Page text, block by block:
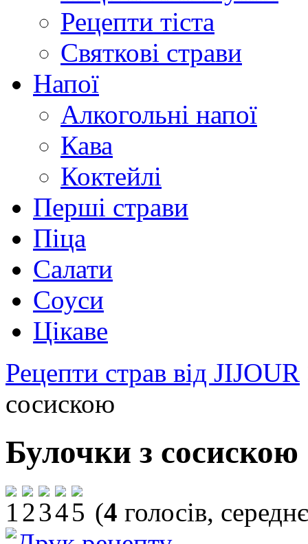
Рецепти тіста
Святкові страви
Напої
Алкогольні напої
Кава
Коктейлі
Перші страви
Піца
Салати
Соуси
Цікаве
Рецепти страв від JIJOUR
сосискою
Булочки з сосискою
(4 голосів,